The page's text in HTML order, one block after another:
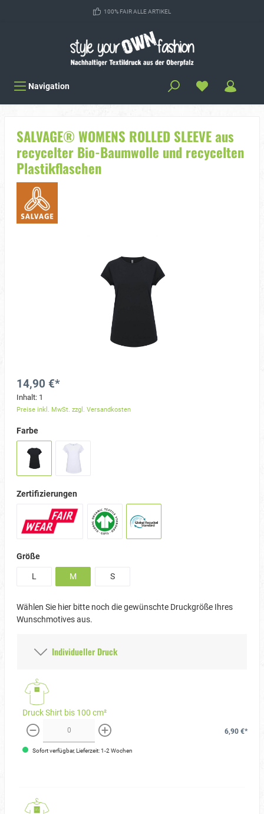
100% FAIR ALLE ARTIKEL
Navigation
SALVAGE® WOMENS ROLLED SLEEVE aus
recycelter Bio-Baumwolle und recycelten
Plastikflaschen
14,90 €*
Inhalt: 1
Preise inkl. MwSt. zzgl. Versandkosten
Farbe
Zertifizierungen
Größe
L
M S
Wählen Sie hier bitte noch die gewünschte Druckgröße Ihres
Wunschmotives aus.
Individueller Druck
Druck Shirt bis 100 cm²
weniger mehr
6,90 €*
Sofort verfügbar, Lieferzeit: 1-2 Wochen